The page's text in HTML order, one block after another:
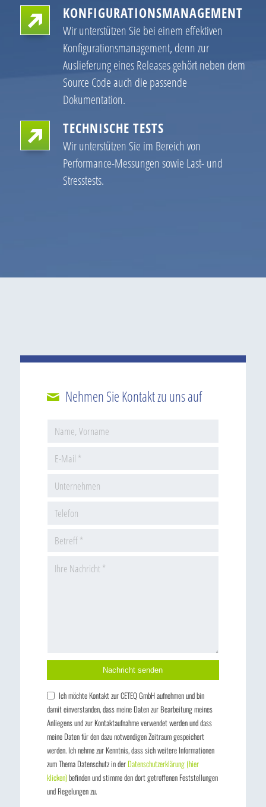
KONFIGURATIONSMANAGEMENT
Wir unterstützen Sie bei einem effektiven
Konfigurationsmanagement, denn zur
Auslieferung eines Releases gehört neben dem
Source Code auch die passende
Dokumentation.
TECHNISCHE TESTS
Wir unterstützen Sie im Bereich von
Performance-Messungen sowie Last- und
Stresstests.
Nehmen Sie Kontakt zu uns auf
Bitte lasse dieses Feld leer.
Ich möchte Kontakt zur CETEQ GmbH aufnehmen und bin
damit einverstanden, dass meine Daten zur Bearbeitung meines
Anliegens und zur Kontaktaufnahme verwendet werden und dass
meine Daten für den dazu notwendigen Zeitraum gespeichert
werden. Ich nehme zur Kenntnis, dass sich weitere Informationen
zum Thema Datenschutz in der Datenschutzerklärung (hier
klicken)befinden und stimme den dort getroffenen Feststellungen
und Regelungen zu.